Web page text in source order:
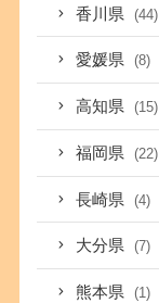
香川県 (44)
愛媛県 (8)
高知県 (15)
福岡県 (22)
長崎県 (4)
大分県 (7)
熊本県 (1)